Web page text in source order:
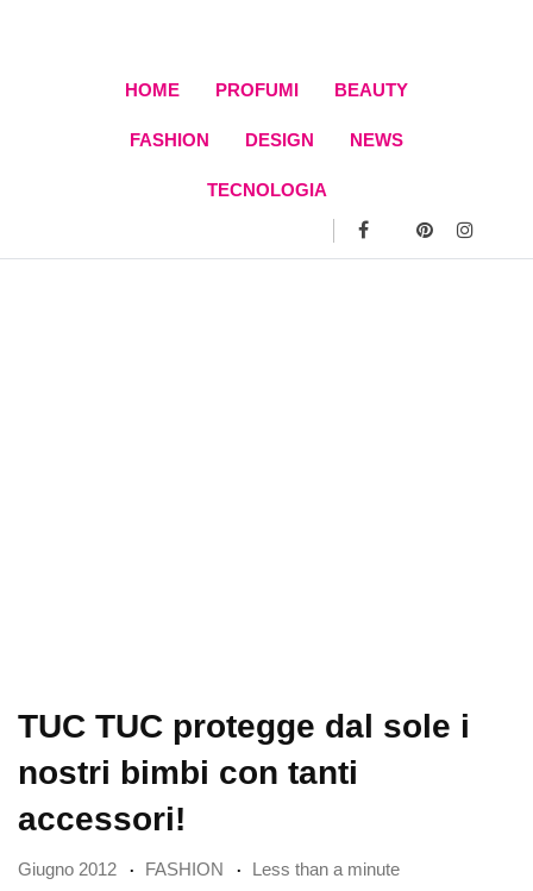
HOME PROFUMI BEAUTY
FASHION DESIGN NEWS
TECNOLOGIA
TUC TUC protegge dal sole i
nostri bimbi con tanti
accessori!
Giugno 2012 FASHION Less than a minute